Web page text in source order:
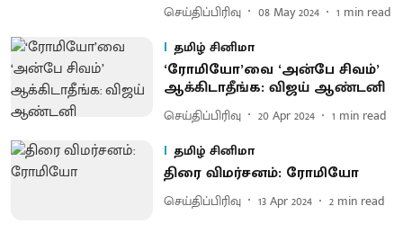
செய்திப்பிரிவு 08 May 2024 1 min read
தமிழ் சினிமா
‘ரோமியோ’வை ‘அன்பே சிவம்’
ஆக்கிடாதீங்க: விஜய் ஆண்டனி
செய்திப்பிரிவு 20 Apr 2024 1 min read
தமிழ் சினிமா
திரை விமர்சனம்: ரோமியோ
செய்திப்பிரிவு 13 Apr 2024 2 min read